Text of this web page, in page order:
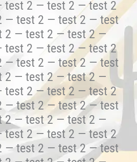
test 2 — test 2 — test 2
— test 2 — test 2 — test
2 — test 2 — test 2 —
test 2 — test 2 — test 2
— test 2 — test 2 — test
2 — test 2 — test 2 —
test 2 — test 2 — test 2
— test 2 — test 2 — test
2 — test 2 — test 2 —
test 2 — test 2 — test 2
— test 2 — test 2 — test